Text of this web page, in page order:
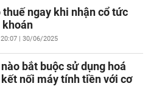
ngay khi nhận cổ tức
khoán
20:07 | 30/06/2025
bắt buộc sử dụng hoá
nối máy tính tiền với cơ